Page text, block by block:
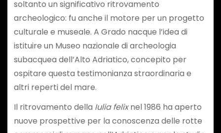
soltanto un significativo ritrovamento
archeologico: fu anche il motore per un progetto
culturale e museale. A Grado nacque l’idea di
istituire un Museo nazionale di archeologia
subacquea dell’Alto Adriatico, concepito per
ospitare questa testimonianza straordinaria e
altri reperti del mare.
Il ritrovamento della Iulia felixnel 1986 ha aperto
nuove prospettive per la conoscenza delle rotte